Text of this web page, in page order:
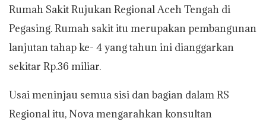
Rumah Sakit Rujukan Regional Aceh Tengah di
Pegasing. Rumah sakit itu merupakan pembangunan
lanjutan tahap ke- 4 yang tahun ini dianggarkan
sekitar Rp.36 miliar.
Usai meninjau semua sisi dan bagian dalam RS
Regional itu, Nova mengarahkan konsultan